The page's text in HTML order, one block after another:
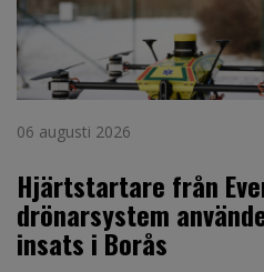
06 augusti 2026
Hjärtstartare från
drönarsystem
insats i Borås